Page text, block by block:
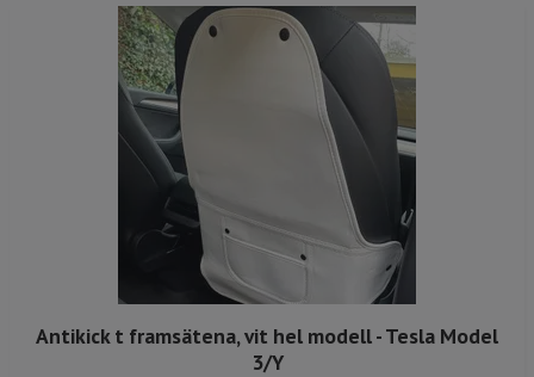
Antikick t framsätena, vit hel modell - Tesla Model
3/Y